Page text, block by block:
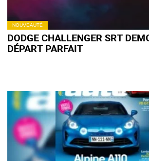
NOUVEAUTÉ
DODGE CHALLENGER SRT
DÉPART PARFAIT